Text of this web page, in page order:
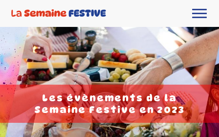
Les évènements de la
Semaine Festive en 2023